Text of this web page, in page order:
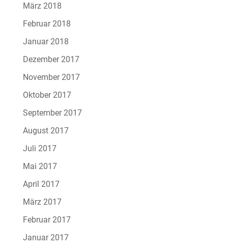
März 2018
Februar 2018
Januar 2018
Dezember 2017
November 2017
Oktober 2017
September 2017
August 2017
Juli 2017
Mai 2017
April 2017
März 2017
Februar 2017
Januar 2017